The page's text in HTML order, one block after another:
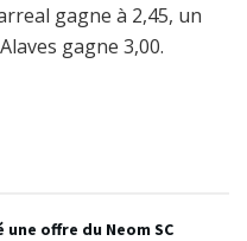
gagne à 2,45, un
gagne 3,00.
offre du Neom SC